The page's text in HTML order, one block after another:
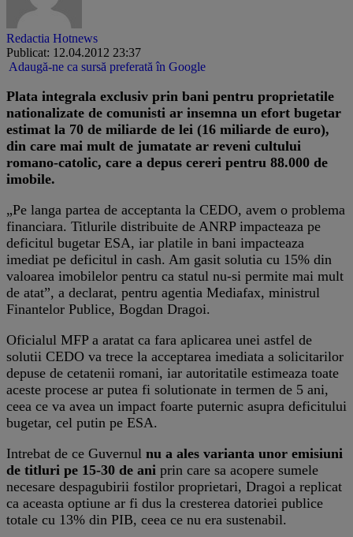
Redactia Hotnews
Publicat: 12.04.2012 23:37
Adaugă-ne ca sursă preferată în Google
Plata integrala exclusiv prin bani pentru proprietatile
nationalizate de comunisti ar insemna un efort bugetar
estimat la 70 de miliarde de lei (16 miliarde de euro),
din care mai mult de jumatate ar reveni cultului
romano-catolic, care a depus cereri pentru 88.000 de
imobile.
„Pe langa partea de acceptanta la CEDO, avem o problema
financiara. Titlurile distribuite de ANRP impacteaza pe
deficitul bugetar ESA, iar platile in bani impacteaza
imediat pe deficitul in cash. Am gasit solutia cu 15% din
valoarea imobilelor pentru ca statul nu-si permite mai mult
de atat”, a declarat, pentru agentia Mediafax, ministrul
Finantelor Publice, Bogdan Dragoi.
Oficialul MFP a aratat ca fara aplicarea unei astfel de
solutii CEDO va trece la acceptarea imediata a solicitarilor
depuse de cetatenii romani, iar autoritatile estimeaza toate
aceste procese ar putea fi solutionate in termen de 5 ani,
ceea ce va avea un impact foarte puternic asupra deficitului
bugetar, cel putin pe ESA.
Intrebat de ce Guvernul nu a ales varianta unor emisiuni
de titluri pe 15-30 de ani prin care sa acopere sumele
necesare despagubirii fostilor proprietari, Dragoi a replicat
ca aceasta optiune ar fi dus la cresterea datoriei publice
totale cu 13% din PIB, ceea ce nu era sustenabil.